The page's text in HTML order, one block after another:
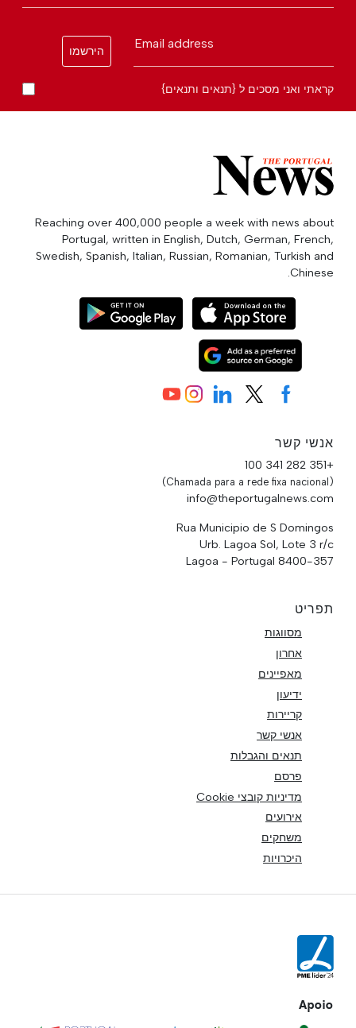
Email address
הירשמו
קראתי ואני מסכים ל {תנאים ותנאים}
Reaching over 400,000 people a week with news about
Portugal, written in English, Dutch, German, French,
Swedish, Spanish, Italian, Russian, Romanian, Turkish and
Chinese.
אנשי קשר
+351 282 341 100
(Chamada para a rede fixa nacional)
info@theportugalnews.com
Rua Municipio de S Domingos
Urb. Lagoa Sol, Lote 3 r/c
8400-357 Lagoa - Portugal
תפריט
מסווגות
אחרון
מאפיינים
ידיעון
קריירות
אנשי קשר
תנאים והגבלות
פרסם
מדיניות קובצי Cookie
אירועים
משחקים
היכרויות
Apoio